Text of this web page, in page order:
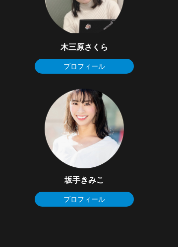
木三原さくら
プロフィール
坂手きみこ
プロフィール